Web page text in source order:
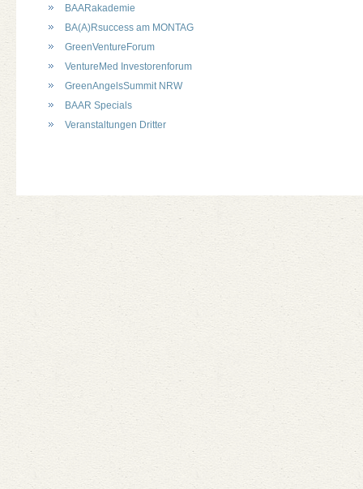
BAARakademie
BA(A)Rsuccess am MONTAG
GreenVentureForum
VentureMed Investorenforum
GreenAngelsSummit NRW
BAAR Specials
Veranstaltungen Dritter